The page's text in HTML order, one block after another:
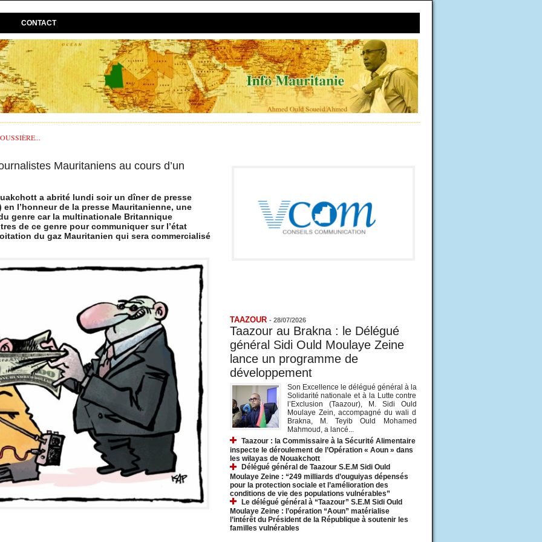
CONTACT
Mauritaniens au cours d’un
a abrité lundi soir un dîner de presse
l’honneur de la presse Mauritanienne, une
genre car la multinationale Britannique
de ce genre pour communiquer sur l’état
du gaz Mauritanien qui sera commercialisé
TAAZOUR - 28/07/2026
Taazour au Brakna : le Délégué
général Sidi Ould Moulaye Zeine
lance un programme de
développement
Son Excellence le délégué général à la
Solidarité nationale et à la Lutte contre
l’Exclusion (Taazour), M. Sidi Ould
Moulaye Zein, accompagné du wali d
Brakna, M. Teyib Ould Mohamed
Mahmoud, a lancé...
Taazour : la Commissaire à la Sécurité Alimentaire
inspecte le déroulement de l’Opération « Aoun » dans
les wilayas de Nouakchott
Délégué général de Taazour S.E.M Sidi Ould
Moulaye Zeine : “249 milliards d’ouguiyas dépensés
pour la protection sociale et l’amélioration des
conditions de vie des populations vulnérables”
Le délégué général à “Taazour” S.E.M Sidi Ould
Moulaye Zeine : l’opération “Aoun” matérialise
l’intérêt du Président de la République à soutenir les
familles vulnérables